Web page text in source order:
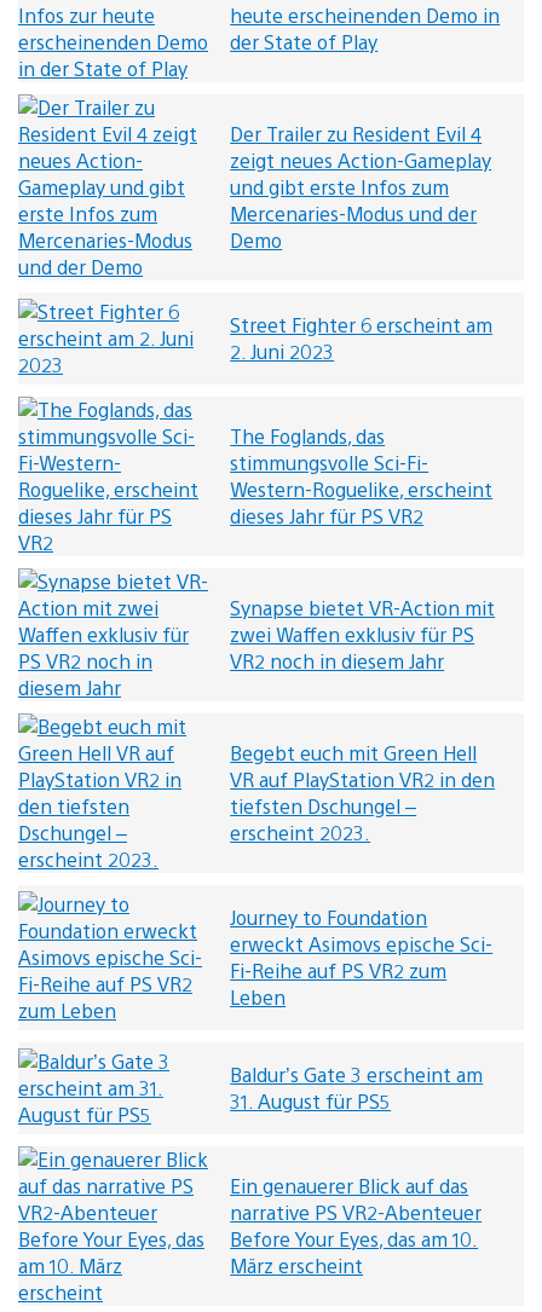
heute erscheinenden Demo in
der State of Play
Der Trailer zu Resident Evil 4
zeigt neues Action-Gameplay
und gibt erste Infos zum
Mercenaries-Modus und der
Demo
Street Fighter 6 erscheint am
2. Juni 2023
The Foglands, das
stimmungsvolle Sci-Fi-
Western-Roguelike, erscheint
dieses Jahr für PS VR2
Synapse bietet VR-Action mit
zwei Waffen exklusiv für PS
VR2 noch in diesem Jahr
Begebt euch mit Green Hell
VR auf PlayStation VR2 in den
tiefsten Dschungel –
erscheint 2023.
Journey to Foundation
erweckt Asimovs epische Sci-
Fi-Reihe auf PS VR2 zum
Leben
Baldur’s Gate 3 erscheint am
31. August für PS5
Ein genauerer Blick auf das
narrative PS VR2-Abenteuer
Before Your Eyes, das am 10.
März erscheint